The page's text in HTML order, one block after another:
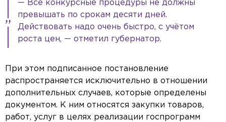
— Все конкурсные процедуры не должны
превышать по срокам десяти дней.
Действовать надо очень быстро, с учётом
роста цен, — отметил губернатор.
При этом подписанное постановление
распространяется исключительно в отношении
дополнительных случаев, которые определены
документом. К ним относятся закупки товаров,
работ, услуг в целях реализации госпрограмм